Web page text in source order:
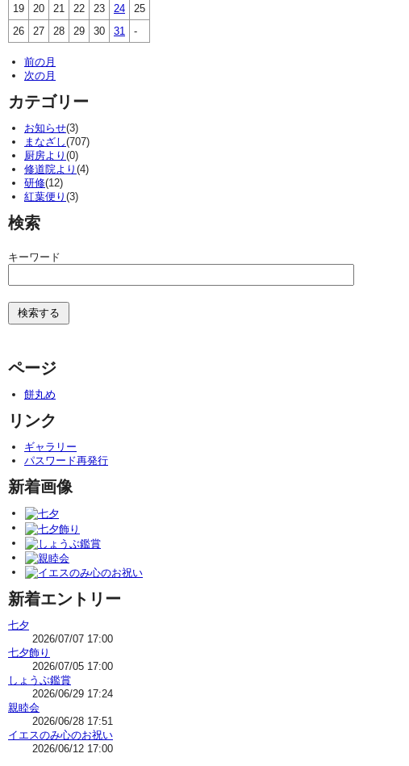
19
20 21 22 23 24
25
26
27 28 29 30 31 -
前の月
次の月
カテゴリー
お知らせ(3)
まなざし(707)
厨房より (0)
修道院より (4)
研修(12)
紅葉便り (3)
検索
キーワード
ページ
餅丸め
リンク
ギャラリー
パスワード再発行
新着画像
新着エントリー
七夕
2026/07/07 17:00
七夕飾り
2026/07/05 17:00
しょうぶ鑑賞
2026/06/29 17:24
親睦会
2026/06/28 17:51
イエスのみ心のお祝い
2026/06/12 17:00